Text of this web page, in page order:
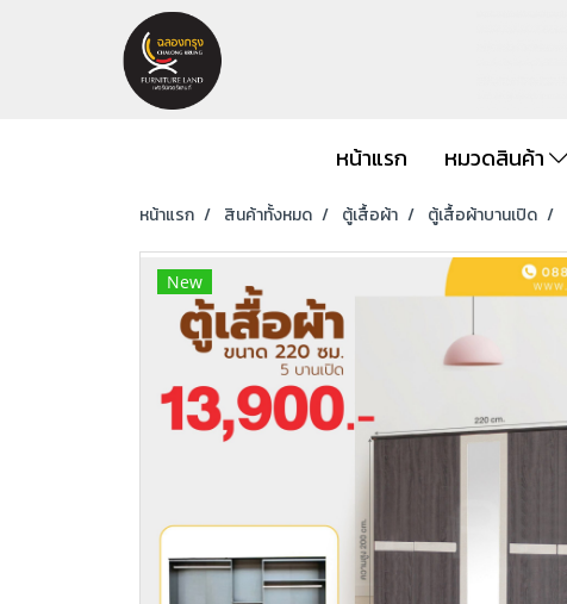
หน้าแรก หมวดสินค้า
หน้าแรก สินค้าทั้งหมด ตู้เสื้อผ้า ตู้เสื้อผ้าบานเปิด
New